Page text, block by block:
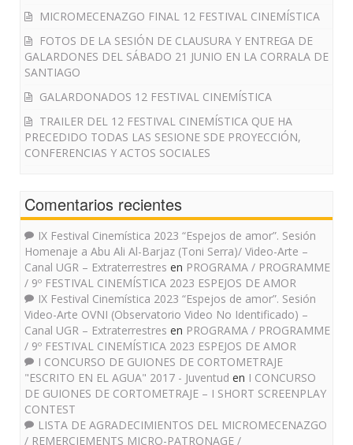
MICROMECENAZGO FINAL 12 FESTIVAL CINEMÍSTICA
FOTOS DE LA SESIÓN DE CLAUSURA Y ENTREGA DE
GALARDONES DEL SÁBADO 21 JUNIO EN LA CORRALA DE
SANTIAGO
GALARDONADOS 12 FESTIVAL CINEMÍSTICA
TRAILER DEL 12 FESTIVAL CINEMÍSTICA QUE HA
PRECEDIDO TODAS LAS SESIONE SDE PROYECCIÓN,
CONFERENCIAS Y ACTOS SOCIALES
Comentarios recientes
IX Festival Cinemística 2023 “Espejos de amor”. Sesión
Homenaje a Abu Ali Al-Barjaz (Toni Serra)/ Video-Arte –
Canal UGR – Extraterrestres en PROGRAMA / PROGRAMME
/ 9º FESTIVAL CINEMÍSTICA 2023 ESPEJOS DE AMOR
IX Festival Cinemística 2023 “Espejos de amor”. Sesión
Video-Arte OVNI (Observatorio Video No Identificado) –
Canal UGR – Extraterrestres en PROGRAMA / PROGRAMME
/ 9º FESTIVAL CINEMÍSTICA 2023 ESPEJOS DE AMOR
I CONCURSO DE GUIONES DE CORTOMETRAJE
"ESCRITO EN EL AGUA" 2017 - Juventud en I CONCURSO
DE GUIONES DE CORTOMETRAJE – I SHORT SCREENPLAY
CONTEST
LISTA DE AGRADECIMIENTOS DEL MICROMECENAZGO
/ REMERCIEMENTS MICRO-PATRONAGE /